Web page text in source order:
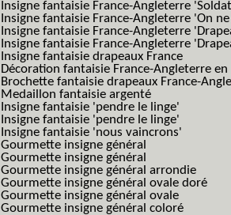
Insigne fantaisie France-Angleterre
Insigne fantaisie France-Angleterre 'On
Insigne fantaisie France-Angleterre
Insigne fantaisie France-Angleterre
Insigne fantaisie drapeaux France
Décoration fantaisie France-Angleterre en
Brochette fantaisie drapeaux France-
Medaillon fantaisie argenté
Insigne fantaisie 'pendre le linge'
Insigne fantaisie 'pendre le linge'
Insigne fantaisie 'nous vaincrons'
Gourmette insigne général
Gourmette insigne général
Gourmette insigne général arrondie
Gourmette insigne général ovale doré
Gourmette insigne général ovale
Gourmette insigne général coloré